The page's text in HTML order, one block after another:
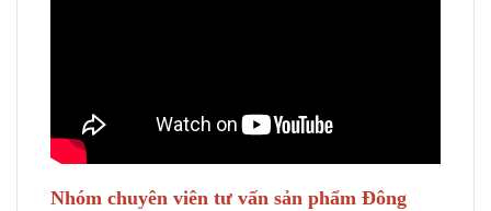
Nhóm chuyên viên tư vấn sản phẩm Đông